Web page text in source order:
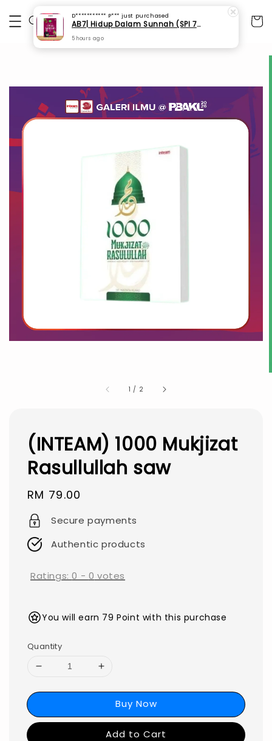
1 / 2
(INTEAM) 1000 Mukjizat
Rasullullah saw
Regular
price
RM 79.00
Secure payments
Authentic products
Ratings:0 - 0 votes
You will earn 79 Point with this purchase
Quantity
Buy Now
Add to Cart
D*********** P*** just purchased
AB7| Hidup Dalam Sunnah (SPI 75)
5 hours ago